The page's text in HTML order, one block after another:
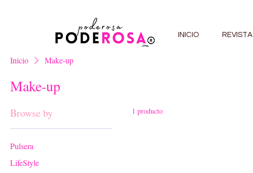
INICIO REVISTA
Inicio Make-up
Make-up
Browse by
Pulsera
LifeStyle
1 producto